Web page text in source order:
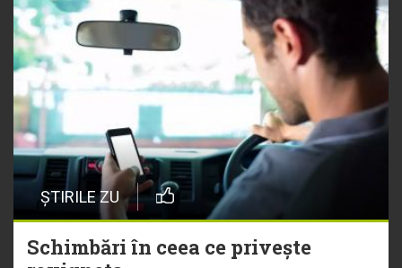
ȘTIRILE ZU
Schimbări în ceea ce privește